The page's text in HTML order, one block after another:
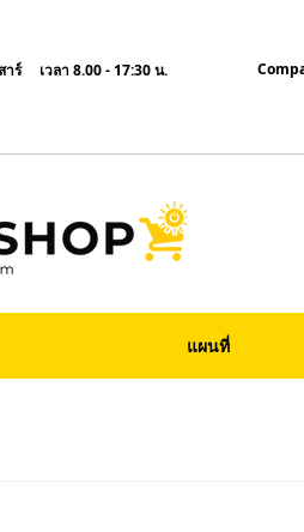
าร์ เวลา 8.00 - 17:30 น.
แผนที่